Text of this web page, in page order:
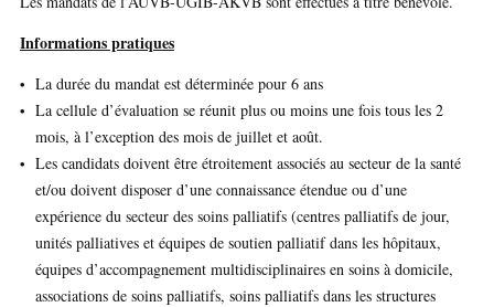
Informations pratiques
La durée du mandat est déterminée pour 6 ans
La cellule d’évaluation se réunit plus ou moins une fois tous les 2
mois, à l’exception des mois de juillet et août.
Les candidats doivent être étroitement associés au secteur de la santé
et/ou doivent disposer d’une connaissance étendue ou d’une
expérience du secteur des soins palliatifs (centres palliatifs de jour,
unités palliatives et équipes de soutien palliatif dans les hôpitaux,
équipes d’accompagnement multidisciplinaires en soins à domicile,
associations de soins palliatifs, soins palliatifs dans les structures